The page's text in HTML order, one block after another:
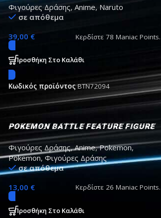
Jinchuriki entrusted with Hope
15cm
Φιγούρες Δράσης, Anime, Naruto
σε απόθεμα
39,00 € Κερδίστε 78 Maniac Points.
Προσθήκη Στο Καλάθι
Κωδικός προϊόντοςBTN72094
Pokemon Battle Feature Figure
– Decidueye
Φιγούρες Δράσης, Anime, Pokemon,
Pokemon, Φιγούρες Δράσης
σε απόθεμα
13,00 € Κερδίστε 26 Maniac Points.
Προσθήκη Στο Καλάθι